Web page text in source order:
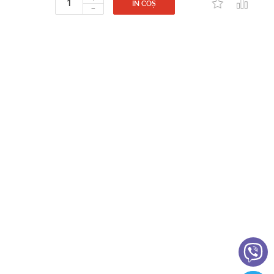
- IN COȘ